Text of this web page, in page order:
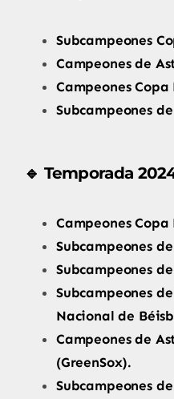
Subcampeones
Campeones de
Campeones
Subcampeones
🔹 Temporada
Campeones
Subcampeones
Subcampeones
Subcampeones
Nacional de
Campeones de
(GreenSox).
Subcampeones